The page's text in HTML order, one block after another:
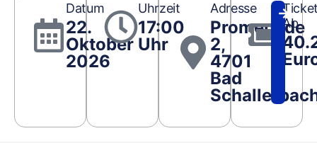
Datum
22.
Oktober
2026
Uhrzeit
17:00
Uhr
Adresse
Promenade
2,
4701
Bad
Ab